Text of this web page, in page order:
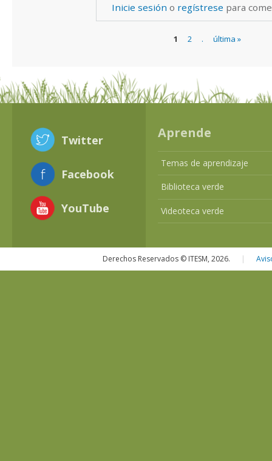
Inicie sesión o regístrese para
1 2 . última »
Twitter
Facebook
YouTube
Aprende
Temas de aprendizaje
Biblioteca verde
Videoteca verde
Derechos Reservados © ITESM, 2026. |